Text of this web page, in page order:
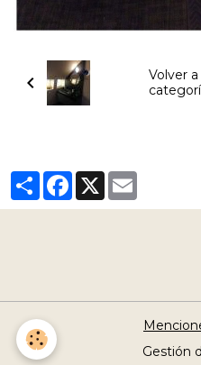
Volver a
PartagerFacebook
X
Gestión